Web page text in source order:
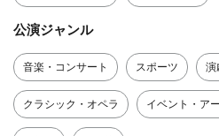
公演ジャンル
音楽・コンサート スポーツ 演
クラシック・オペラ イベント・ア